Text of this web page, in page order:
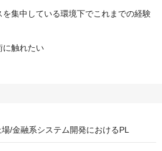
集中している環境下でこれまでの経験
触れたい
/金融系システム開発におけるPL